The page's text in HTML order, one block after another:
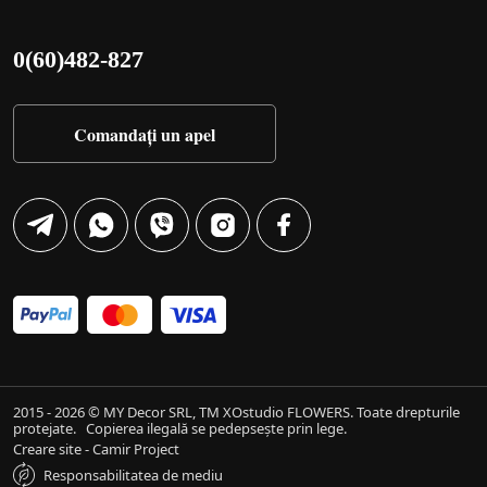
0(60)482-827
Comandați un apel
2015 - 2026 © MY Decor SRL, TM XOstudio FLOWERS. Toate drepturile
protejate. Copierea ilegală se pedepsește prin lege.
Creare site - Camir Project
Responsabilitatea de mediu